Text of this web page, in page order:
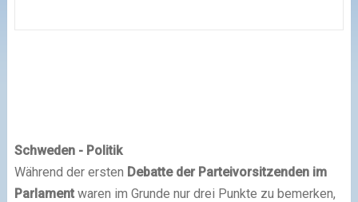
Schweden - Politik
Während der ersten Debatte der Parteivorsitzenden im
Parlamentwaren im Grunde nur drei Punkte zu bemerken,